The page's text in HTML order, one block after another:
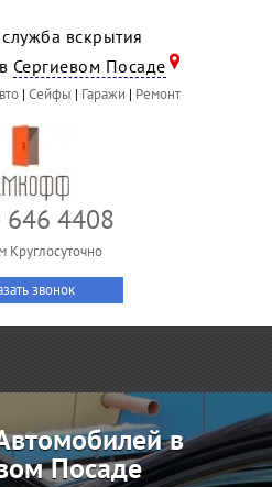
вскрытия
Сергиевом Посаде
| Сейфы | Гаражи | Ремонт
646 4408
Круглосуточно
звонок
в
Посаде